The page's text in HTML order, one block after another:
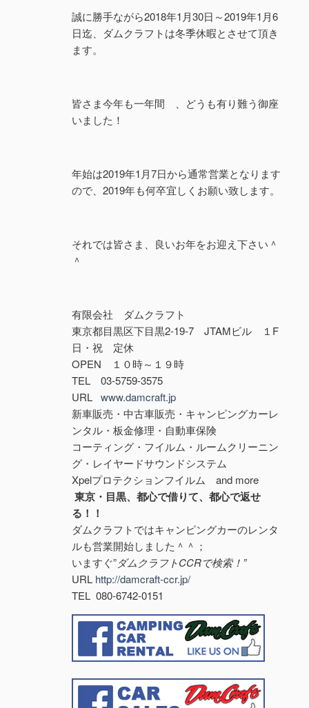
誠に勝手ながら2018年1月30日～2019年1月6
日迄、ダムクラフトは冬季休暇とさせて頂き
ます。
皆さま今年も一年間 、どうも有り難う御座
いました！
年始は2019年1月7日から通常営業となります
ので、2019年も何卒宜しくお願い致します。
それでは皆さま、良いお年をお迎え下さい＾
＾
有限会社 ダムクラフト
東京都目黒区下目黒2-19-7 JTAMビル １F
日・祝 定休
OPEN １０時～１９時
TEL 03-5759-3575
URL www.damcraft.jp
新車販売・中古車販売・キャンピングカーレ
ンタル・板金修理・自動車保険
コーティング・フイルム・ルームクリーニン
グ・レイヤードサウンドシステム
Xpelプロテクションフイルム and more
東京・目黒、都心で借りて、都心で返せ
る！！
ダムクラフトではキャンピングカーのレンタ
ルも営業開始しました＾＾；
いますぐ”ダムクラフトCCRで検索！”
URL http://damcraft-ccr.jp/
TEL 080-6742-0151